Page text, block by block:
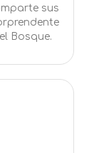
sus
Bosque.